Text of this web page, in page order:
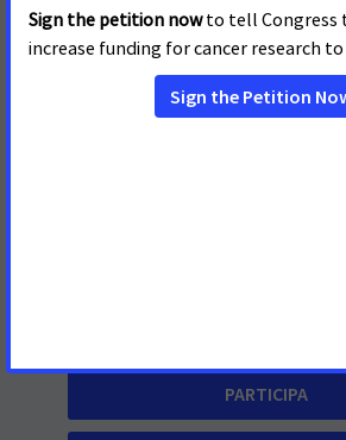
Washington, DC 20005
(202) 661-5700
PARTICIPA